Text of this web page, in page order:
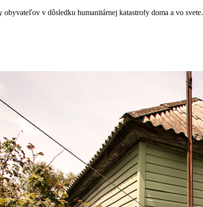
obyvateľov v dôsledku humanitárnej katastrofy doma a vo svete.